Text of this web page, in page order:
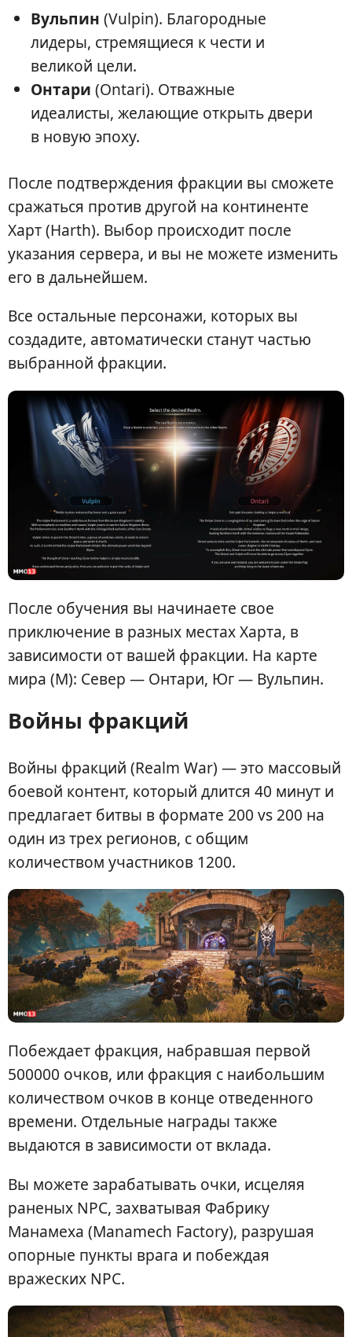
Вульпин (Vulpin). Благородные
лидеры, стремящиеся к чести и
великой цели.
Онтари (Ontari). Отважные
идеалисты, желающие открыть двери
в новую эпоху.
После подтверждения фракции вы сможете
сражаться против другой на континенте
Харт (Harth). Выбор происходит после
указания сервера, и вы не можете изменить
его в дальнейшем.
Все остальные персонажи, которых вы
создадите, автоматически станут частью
выбранной фракции.
После обучения вы начинаете свое
приключение в разных местах Харта, в
зависимости от вашей фракции. На карте
мира (М): Север — Онтари, Юг — Вульпин.
Войны фракций
Войны фракций (Realm War) — это массовый
боевой контент, который длится 40 минут и
предлагает битвы в формате 200 vs 200 на
один из трех регионов, с общим
количеством участников 1200.
Побеждает фракция, набравшая первой
500000 очков, или фракция с наибольшим
количеством очков в конце отведенного
времени. Отдельные награды также
выдаются в зависимости от вклада.
Вы можете зарабатывать очки, исцеляя
раненых NPC, захватывая Фабрику
Манамеха (Manamech Factory), разрушая
опорные пункты врага и побеждая
вражеских NPC.